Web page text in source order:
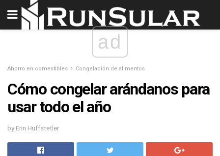
ad
Ahorro en comestibles Congelación de alimentos
Cómo congelar arándanos para
usar todo el año
by Erin Huffstetler